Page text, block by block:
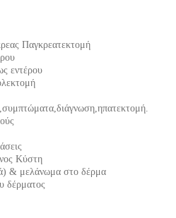
Παγκρεατεκτομή
εντέρου
Κύστη
& μελάνωμα στο δέρμα
δέρματος